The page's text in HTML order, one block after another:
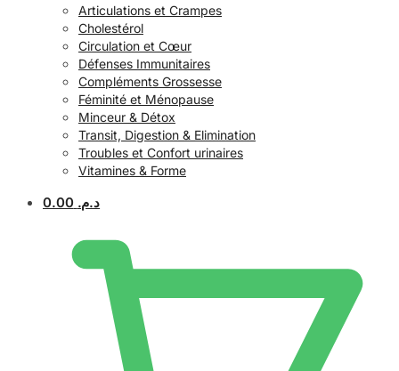
Articulations et Crampes
Cholestérol
Circulation et Cœur
Défenses Immunitaires
Compléments Grossesse
Féminité et Ménopause
Minceur & Détox
Transit, Digestion & Elimination
Troubles et Confort urinaires
Vitamines & Forme
د.م. 0.00